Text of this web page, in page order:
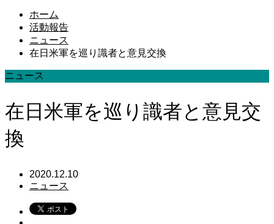
ホーム
活動報告
ニュース
在日米軍を巡り識者と意見交換
ニュース
在日米軍を巡り識者と意見交
換
2020.12.10
ニュース